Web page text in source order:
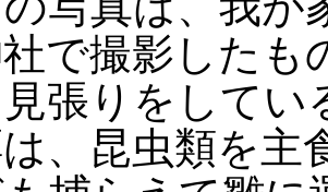
で撮影したも
張りをしてい
、昆虫類を主